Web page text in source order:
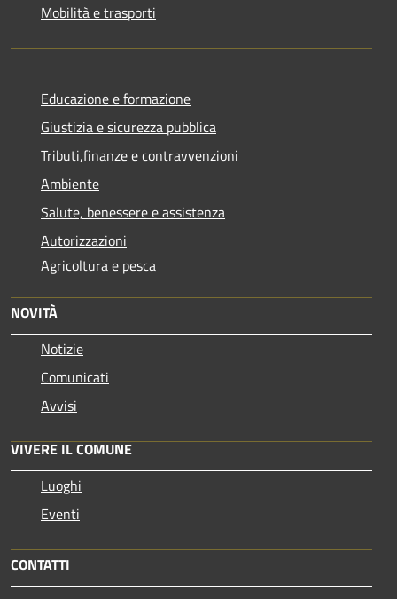
Mobilità e trasporti
Educazione e formazione
Giustizia e sicurezza pubblica
Tributi,finanze e contravvenzioni
Ambiente
Salute, benessere e assistenza
Autorizzazioni
Agricoltura e pesca
NOVITÀ
Notizie
Comunicati
Avvisi
VIVERE IL COMUNE
Luoghi
Eventi
CONTATTI